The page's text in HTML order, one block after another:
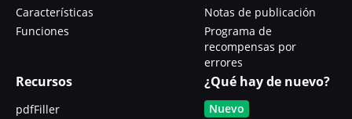
Características
Funciones
Notas de publicación
Programa de
recompensas por
errores
Recursos
pdfFiller
¿Qué hay de nuevo?
Nuevo